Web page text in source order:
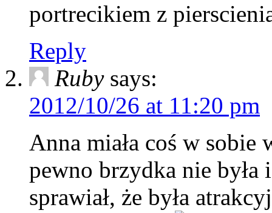
portrecikiem z
Reply
Ruby says:
2012/10/26 at 11:20 pm
Anna miała coś w sobie
pewno brzydka nie była
sprawiał, że była